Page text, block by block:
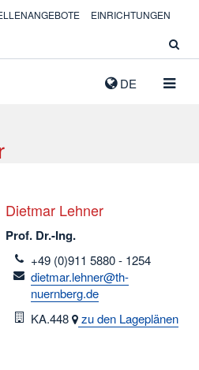
DE
EINRICHTUNGEN
Dietmar Lehner
Prof. Dr.-Ing.
telefon
+49 (0)911 5880 - 1254
email
dietmar.lehner@th-
nuernberg.de
Raum
KA.448 zu den Lageplänen